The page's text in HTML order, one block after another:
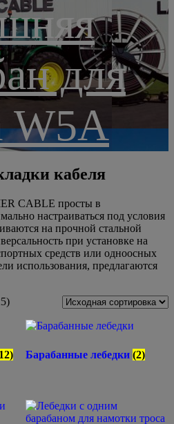
для
W5A
кабеля
CABLE просты в
настраиваться под условия
на прочной стальной
при установке на
средств или одноосных
использования, предлагаются
Барабанные лебедки (2)